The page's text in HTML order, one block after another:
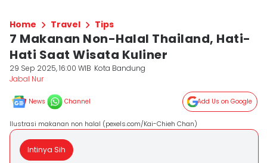
Home Travel Tips
7 Makanan Non-Halal Thailand, Hati-
Hati Saat Wisata Kuliner
29 Sep 2025, 16:00 WIB Kota Bandung
Jabal Nur
News Channel Add Us on Google
Ilustrasi makanan non halal (pexels.com/Kai-Chieh Chan)
Intinya Sih